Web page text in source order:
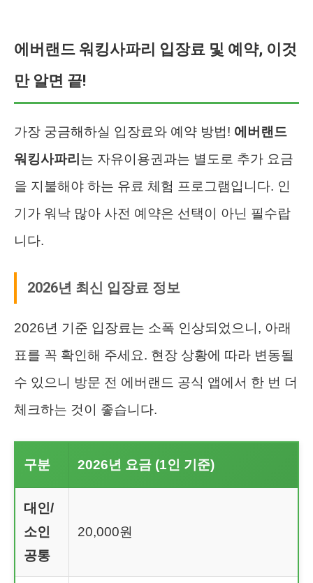
에버랜드 워킹사파리 입장료 및 예약, 이것
만 알면 끝!
가장 궁금해하실 입장료와 예약 방법! 에버랜드
워킹사파리 는 자유이용권과는 별도로 추가 요금
을 지불해야 하는 유료 체험 프로그램입니다. 인
기가 워낙 많아 사전 예약은 선택이 아닌 필수랍
니다.
2026년 최신 입장료 정보
2026년 기준 입장료는 소폭 인상되었으니, 아래
표를 꼭 확인해 주세요. 현장 상황에 따라 변동될
수 있으니 방문 전 에버랜드 공식 앱에서 한 번 더
체크하는 것이 좋습니다.
구분 2026년 요금 (1인 기준)
대인/
소인
공통
20,000원